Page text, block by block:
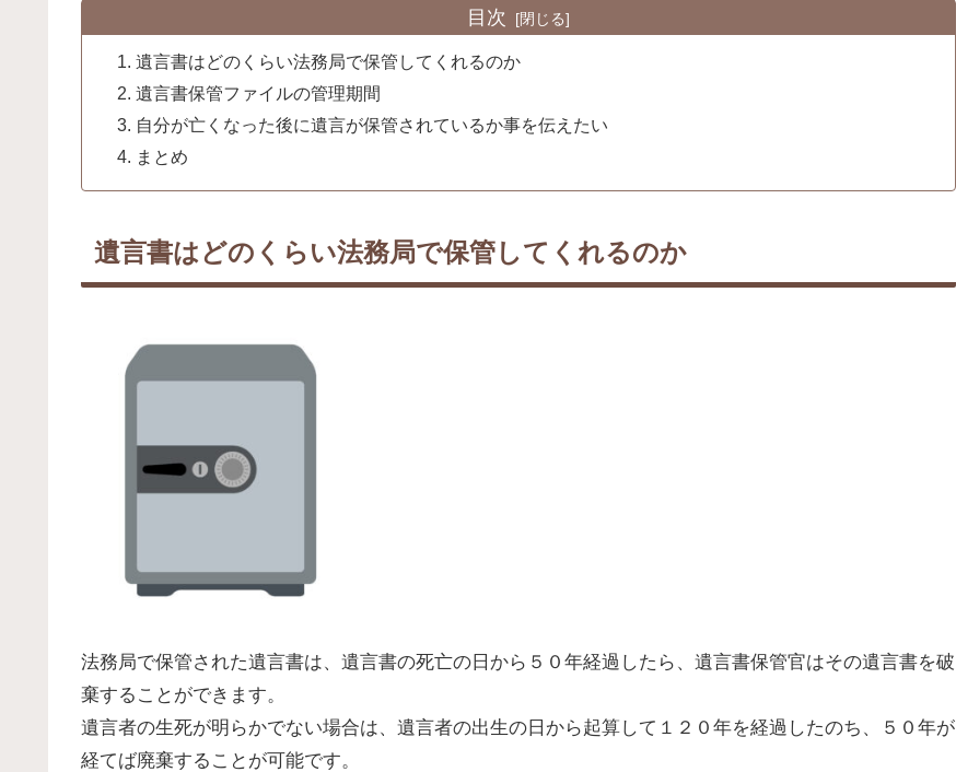
目次
遺言書はどのくらい法務局で保管してくれるのか
遺言書保管ファイルの管理期間
自分が亡くなった後に遺言が保管されているか事を伝えたい
まとめ
遺言書はどのくらい法務局で保管してくれるのか
法務局で保管された遺言書は、遺言書の死亡の日から５０年経過したら、遺言書保管官はその遺言書を破
棄することができます。
遺言者の生死が明らかでない場合は、遺言者の出生の日から起算して１２０年を経過したのち、５０年が
経てば廃棄することが可能です。